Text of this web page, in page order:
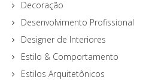
Decoração
Desenvolvimento Profissional
Designer de Interiores
Estilo & Comportamento
Estilos Arquitetônicos